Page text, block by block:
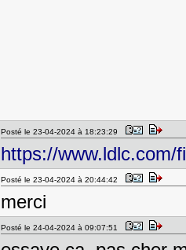
Posté le 23-04-2024 à 18:23:29
https://www.ldlc.com/
Posté le 23-04-2024 à 20:44:42
merci
Posté le 24-04-2024 à 09:07:51